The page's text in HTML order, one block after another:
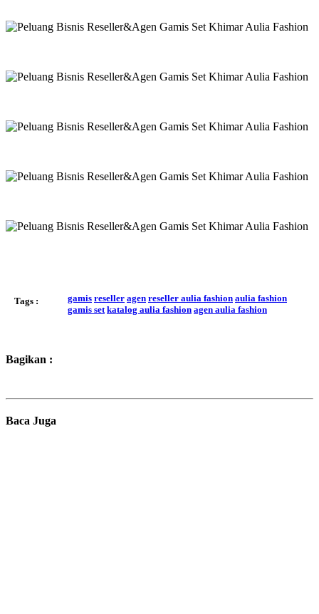
Tags : gamis reseller agen reseller aulia fashion aulia fashion
gamis set katalog aulia fashion agen aulia fashion
Bagikan :
Baca Juga